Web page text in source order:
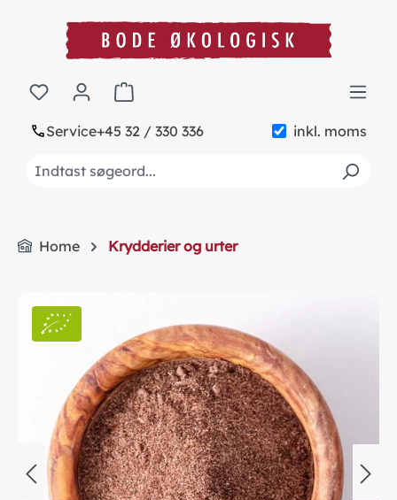
content
Service+45 32 / 330 336 inkl. moms
Shopping cart contains 0 items. The cart
Home Krydderier og urter
Skip image gallery